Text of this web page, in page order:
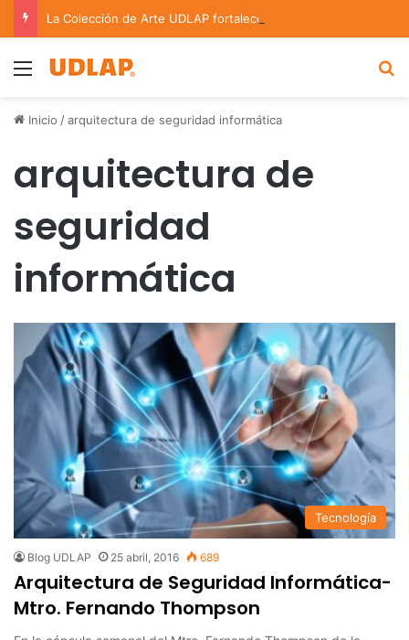
Menu
Inicio /arquitectura de seguridad informática
arquitectura de
seguridad
informática
Tecnología
Blog UDLAP 25 abril, 2016 689
Arquitectura de Seguridad Informática-
Mtro. Fernando Thompson